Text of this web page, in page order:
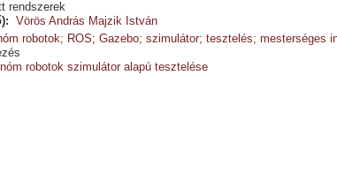
rendszerek
Vörös András Majzik István
robotok; ROS; Gazebo; szimulátor; tesztelés; mesterséges
robotok szimulátor alapú tesztelése